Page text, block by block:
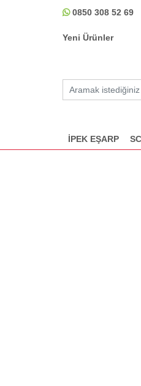
0850 308 52 69
Yeni Ürünler
İPEK EŞARP